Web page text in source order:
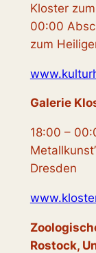
Kloster
00:00
zum
Galerie
18:00 –
Dresden
Rostock,